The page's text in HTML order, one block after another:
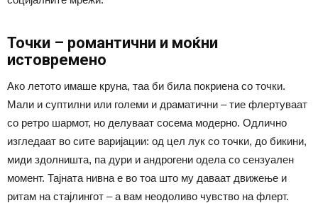
Точки – романтични и моќни
истовремено
Ако летото имаше круна, таа би била покриена со точки.
Мали и суптилни или големи и драматични – тие флертуваат
со ретро шармот, но делуваат сосема модерно. Одлично
изгледаат во сите варијации: од цел лук со точки, до бикини,
миди здолништа, па дури и андрогени одела со сензуален
момент. Тајната нивна е во тоа што му даваат движење и
ритам на стајлингот – а вам неодоливо чувство на флерт.